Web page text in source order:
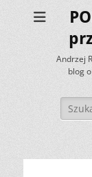
Andrzej
blog
Szukaj: